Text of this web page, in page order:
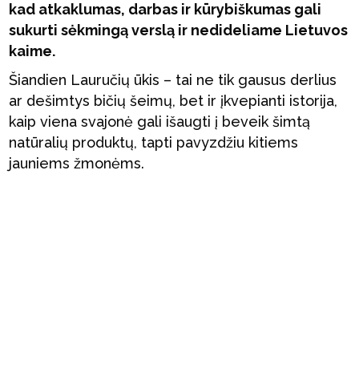
kad atkaklumas, darbas ir kūrybiškumas gali
sukurti sėkmingą verslą ir nedideliame Lietuvos
kaime.
Šiandien Lauručių ūkis – tai ne tik gausus derlius
ar dešimtys bičių šeimų, bet ir įkvepianti istorija,
kaip viena svajonė gali išaugti į beveik šimtą
natūralių produktų, tapti pavyzdžiu kitiems
jauniems žmonėms.